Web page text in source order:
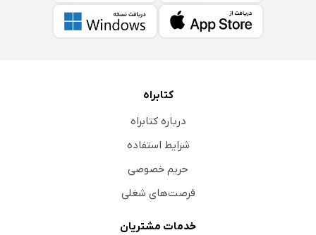
کتابراه
درباره کتابراه
شرایط استفاده
حریم خصوصی
فرصت‌های شغلی
خدمات مشتریان